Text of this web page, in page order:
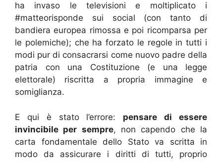
ha invaso le televisioni e moltiplicato i
#matteorisponde sui social (con tanto di
bandiera europea rimossa e poi ricomparsa per
le polemiche); che ha forzato le regole in tutti i
modi pur di consacrarsi come nuovo padre della
patria con una Costituzione (e una legge
elettorale) riscritta a propria immagine e
somiglianza.
E qui è stato l’errore: pensare di essere
invincibile per sempre, non capendo che la
carta fondamentale dello Stato va scritta in
modo da assicurare i diritti di tutti, proprio